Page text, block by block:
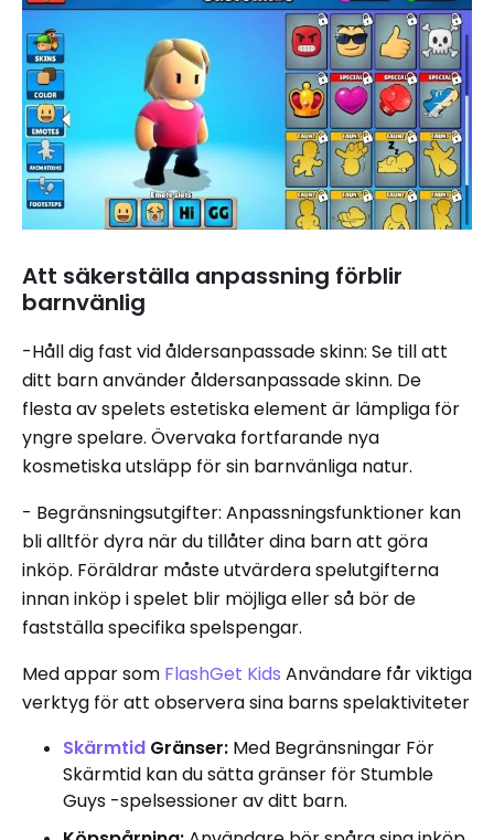
Att säkerställa anpassning förblir
barnvänlig
-Håll dig fast vid åldersanpassade skinn: Se till att
ditt barn använder åldersanpassade skinn. De
flesta av spelets estetiska element är lämpliga för
yngre spelare. Övervaka fortfarande nya
kosmetiska utsläpp för sin barnvänliga natur.
- Begränsningsutgifter: Anpassningsfunktioner kan
bli alltför dyra när du tillåter dina barn att göra
inköp. Föräldrar måste utvärdera spelutgifterna
innan inköp i spelet blir möjliga eller så bör de
fastställa specifika spelspengar.
Med appar som FlashGet Kids Användare får viktiga
verktyg för att observera sina barns spelaktiviteter
Skärmtid Gränser: Med Begränsningar För
Skärmtid kan du sätta gränser för Stumble
Guys -spelsessioner av ditt barn.